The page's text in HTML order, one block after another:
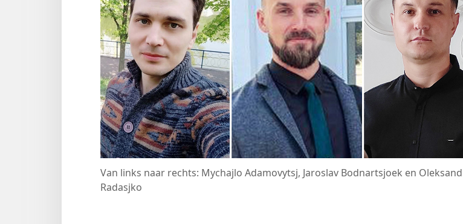
Van links naar rechts: Mychajlo Adamovytsj, Jaroslav Bodnartsjoek en
Radasjko